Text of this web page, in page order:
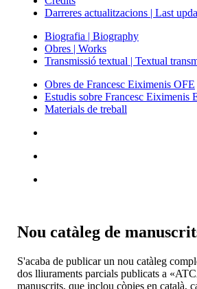
Darreres actualitzacions | Last
Biografia | Biography
Obres | Works
Transmissió textual | Textual
Obres de Francesc Eiximenis OFE
Estudis sobre Francesc Eiximenis
Materials de treball
Nou catàleg de
S'acaba de publicar un nou catàleg
dos lliuraments parcials publicats a
manuscrits, que inclou còpies en català,